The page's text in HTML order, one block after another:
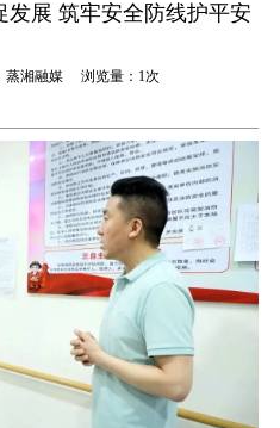
展 筑牢安全防线护平安
蒸湘融媒 浏览量： 1次